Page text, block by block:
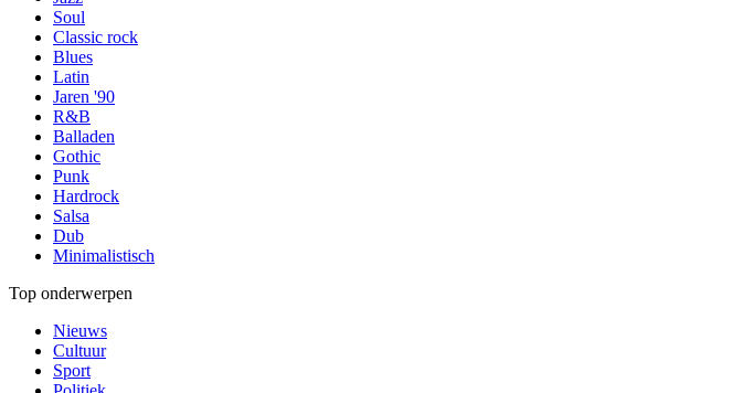
Soul
Classic rock
Blues
Latin
Jaren '90
R&B
Balladen
Gothic
Punk
Hardrock
Salsa
Dub
Minimalistisch
Top onderwerpen
Nieuws
Cultuur
Sport